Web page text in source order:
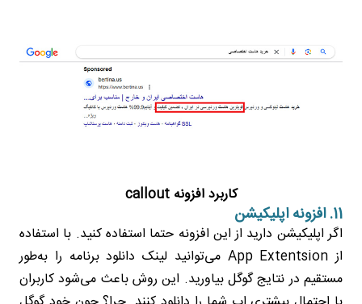
کاربرد افزونه callout
11. افزونه اپلیکیشن
اگر اپلیکیشن دارید از این افزونه حتما استفاده کنید. با استفاده
از App Extentsion می‌توانید لینک دانلود برنامه را به‌طور
مستقیم در نتایج گوگل بیاورید. این روش باعث می‌شود کاربران